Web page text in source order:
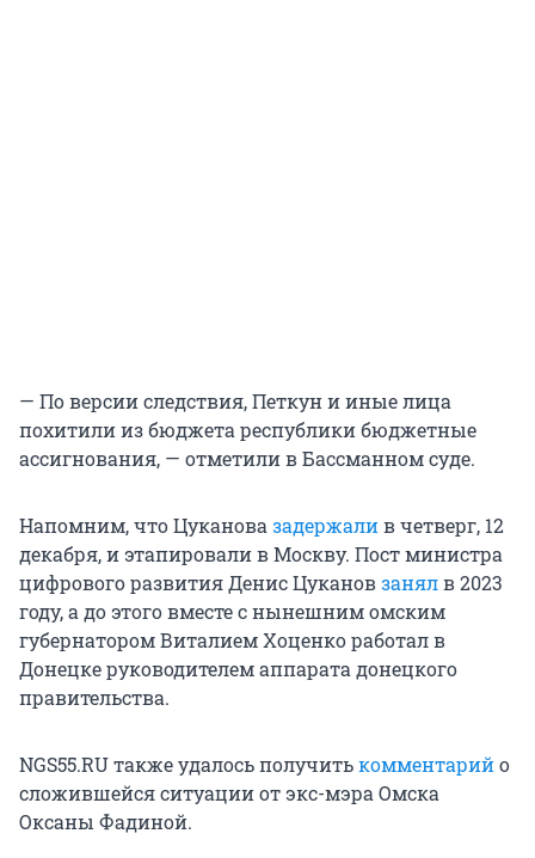
— По версии следствия, Петкун и иные лица
похитили из бюджета республики бюджетные
ассигнования, — отметили в Бассманном суде.
Напомним, что Цуканова задержалив четверг, 12
декабря, и этапировали в Москву. Пост министра
цифрового развития Денис Цукановзанялв 2023
году, а до этого вместе с нынешним омским
губернатором Виталием Хоценко работал в
Донецке руководителем аппарата донецкого
правительства.
NGS55.RU также удалось получитькомментарийо
сложившейся ситуации от экс-мэра Омска
Оксаны Фадиной.